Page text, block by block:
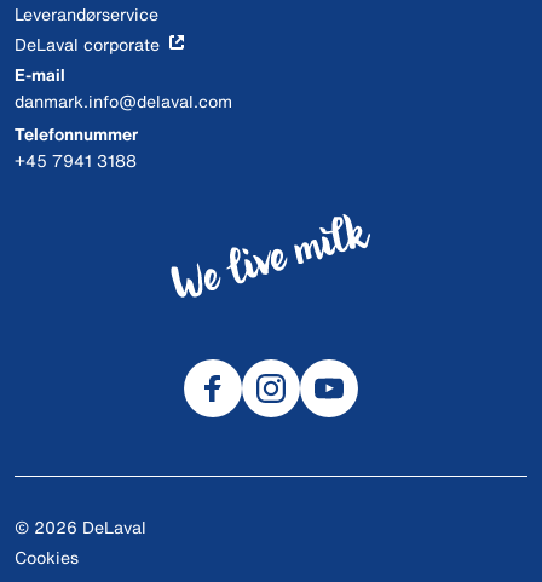
Leverandørservice
DeLaval corporate
E-mail
danmark.info@delaval.com
Telefonnummer
+45 7941 3188
© 2026 DeLaval
Cookies